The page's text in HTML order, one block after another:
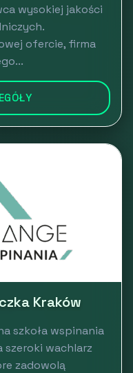
wysokiej jakości
ofercie, firma
Kraków
szkoła wspinania
szeroki wachlarz
zadowolą